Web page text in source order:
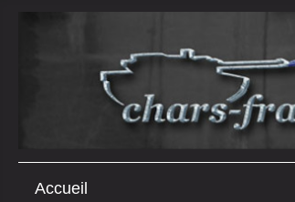
Accueil